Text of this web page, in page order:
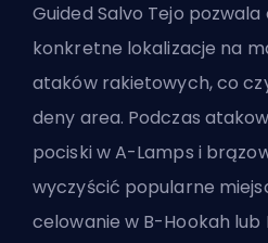
Guided Salvo Tejo
konkretne lokalizacje na
ataków rakietowych, co
deny area. Podczas
pociski w A-Lamps i
wyczyścić popularne
celowanie w B-Hookah lub